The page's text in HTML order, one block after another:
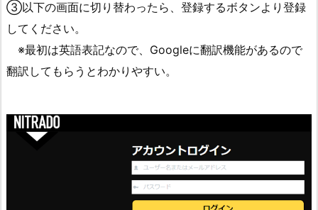
③以下の画面に切り替わったら、登録するボタンより登録
してください。
※最初は英語表記なので、Googleに翻訳機能があるので
翻訳してもらうとわかりやすい。